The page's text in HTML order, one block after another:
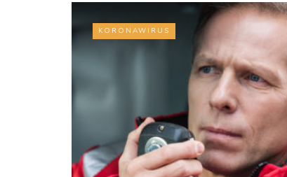
KORONAWIRUS